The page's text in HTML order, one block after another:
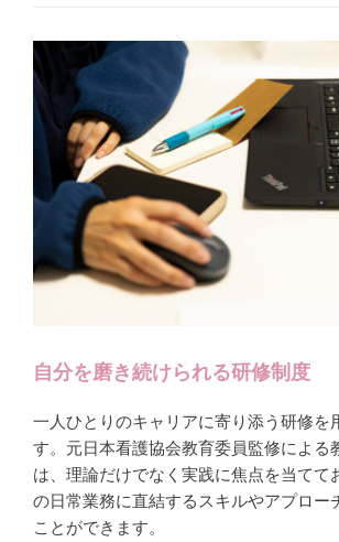
自分を磨き続けられる研修制度
一人ひとりのキャリアに寄り添う研修を
す。元日本看護協会教育委員監修による
は、理論だけでなく実践に焦点を当てて
の日常業務に直結するスキルやアプロー
ことができます。